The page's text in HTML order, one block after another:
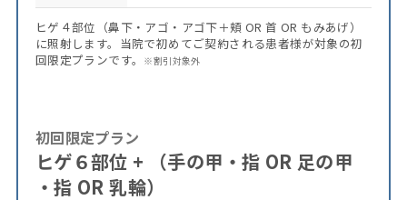
ヒゲ４部位（鼻下・アゴ・アゴ下＋頬 OR 首 OR もみあげ）
に照射します。当院で初めてご契約される患者様が対象の初
回限定プランです。
※割引対象外
初回限定プラン
ヒゲ６部位 + （手の甲・指 OR 足の甲
・指 OR 乳輪）